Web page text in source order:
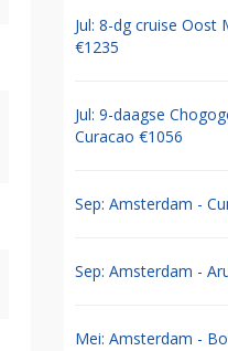
Jul: 8-dg cruise Oost
€1235
Jul: 9-daagse
Curacao €1056
Sep: Amsterdam -
Sep: Amsterdam -
Mei: Amsterdam -